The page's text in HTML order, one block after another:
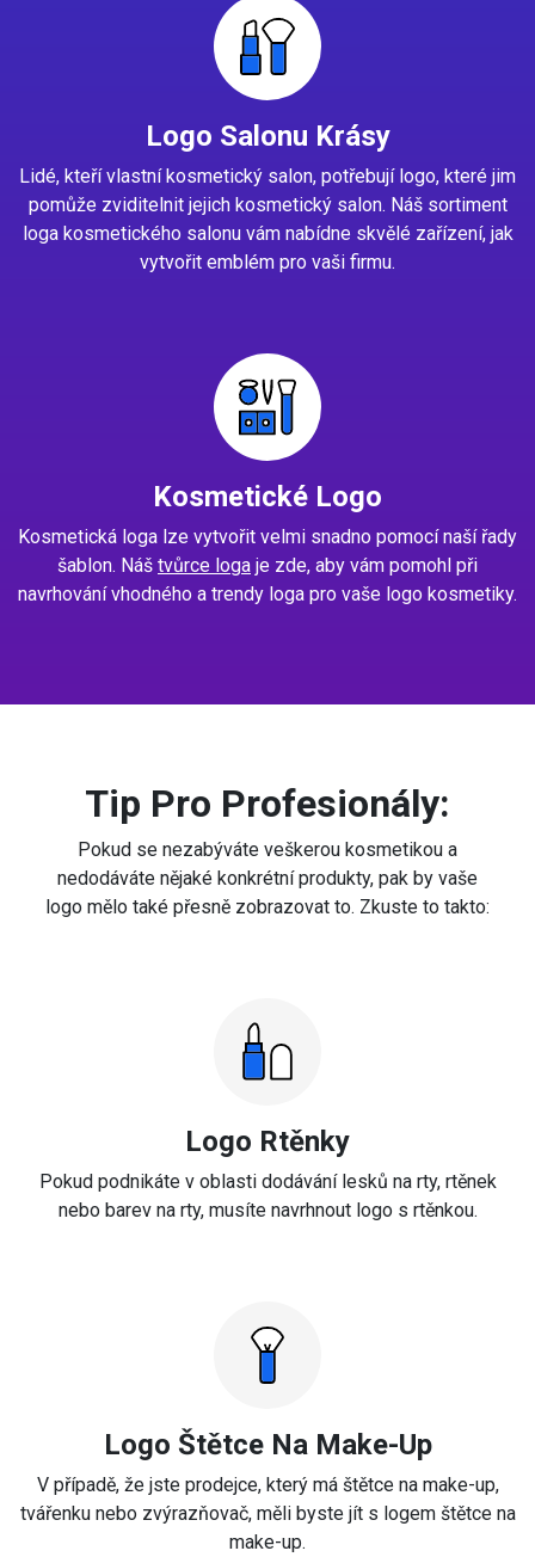
Logo Salonu Krásy
Lidé, kteří vlastní kosmetický salon, potřebují logo, které jim
pomůže zviditelnit jejich kosmetický salon. Náš sortiment
loga kosmetického salonu vám nabídne skvělé zařízení, jak
vytvořit emblém pro vaši firmu.
Kosmetické Logo
Kosmetická loga lze vytvořit velmi snadno pomocí naší řady
šablon. Náš tvůrce loga je zde, aby vám pomohl při
navrhování vhodného a trendy loga pro vaše logo kosmetiky.
Tip Pro Profesionály:
Pokud se nezabýváte veškerou kosmetikou a
nedodáváte nějaké konkrétní produkty, pak by vaše
logo mělo také přesně zobrazovat to. Zkuste to takto:
Logo Rtěnky
Pokud podnikáte v oblasti dodávání lesků na rty, rtěnek
nebo barev na rty, musíte navrhnout logo s rtěnkou.
Logo Štětce Na Make-Up
V případě, že jste prodejce, který má štětce na make-up,
tvářenku nebo zvýrazňovač, měli byste jít s logem štětce na
make-up.